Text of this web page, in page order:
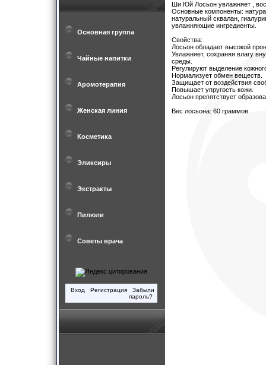
Основная группа
Чайные напитки
Аромотерапия
Женская линия
Косметика
Эликсиры
Экстракты
Пилюли
Советы врача
Вход Регистрация
Забыли
пароль?
Ши Юй Лосьон увлажняет ,
Основные компоненты:
натуральный сквалан,
увлажняющие ингредиенты.
Свойства:
Лосьон обладает высокой
Увлажняет, сохраняя влагу
среды.
Регулируют выделение
Нормализует обмен веществ.
Защищает от воздействия
Повышает упругость кожи.
Лосьон препятствует
Вес лосьона: 60 граммов.